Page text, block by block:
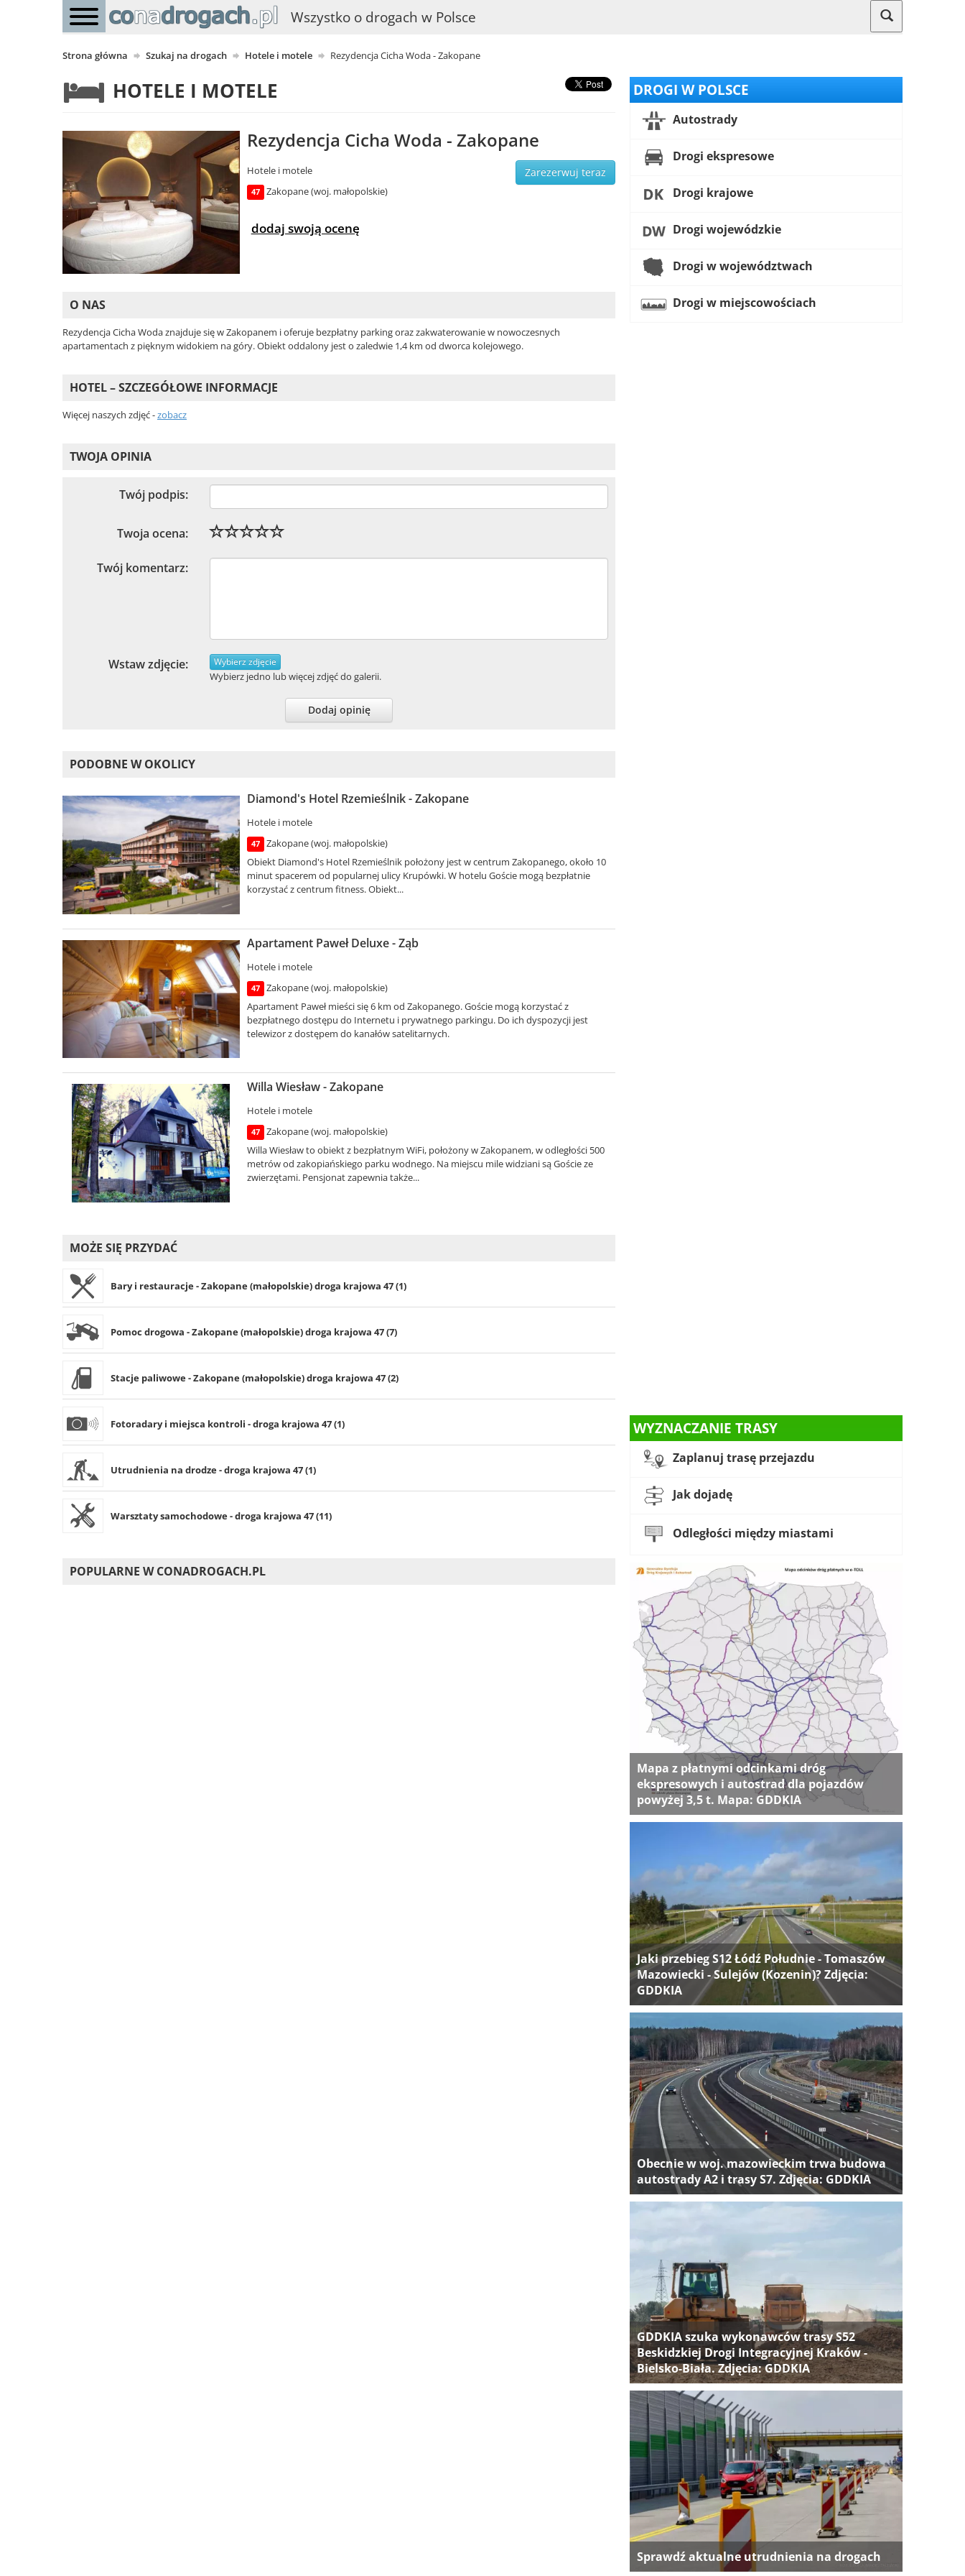
Wszystko o drogach w Polsce
Strona główna Szukaj na drogach Hotele i motele Rezydencja Cicha Woda - Zakopane
HOTELE I MOTELE
Rezydencja Cicha Woda - Zakopane
Zarezerwuj teraz
Hotele i motele
47 Zakopane (woj. małopolskie)
dodaj swoją ocenę
O NAS
Rezydencja Cicha Woda znajduje się w Zakopanem i oferuje bezpłatny parking oraz zakwaterowanie w nowoczesnych
apartamentach z pięknym widokiem na góry. Obiekt oddalony jest o zaledwie 1,4 km od dworca kolejowego.
HOTEL – SZCZEGÓŁOWE INFORMACJE
Więcej naszych zdjęć -zobacz
TWOJA OPINIA
Twój podpis:
Twoja ocena:
Twój komentarz:
Wstaw zdjęcie: Wybierz zdjęcie
Wybierz jedno lub więcej zdjęć do galerii.
Dodaj opinię
PODOBNE W OKOLICY
Diamond's Hotel Rzemieślnik - Zakopane
Hotele i motele
47
Zakopane (woj. małopolskie)
Obiekt Diamond's Hotel Rzemieślnik położony jest w centrum Zakopanego, około 10
minut spacerem od popularnej ulicy Krupówki. W hotelu Goście mogą bezpłatnie
korzystać z centrum fitness. Obiekt...
Apartament Paweł Deluxe - Ząb
Hotele i motele
47
Zakopane (woj. małopolskie)
Apartament Paweł mieści się 6 km od Zakopanego. Goście mogą korzystać z
bezpłatnego dostępu do Internetu i prywatnego parkingu. Do ich dyspozycji jest
telewizor z dostępem do kanałów satelitarnych.
Willa Wiesław - Zakopane
Hotele i motele
47
Zakopane (woj. małopolskie)
Willa Wiesław to obiekt z bezpłatnym WiFi, położony w Zakopanem, w odległości 500
metrów od zakopiańskiego parku wodnego. Na miejscu mile widziani są Goście ze
zwierzętami. Pensjonat zapewnia także...
MOŻE SIĘ PRZYDAĆ
Bary i restauracje - Zakopane (małopolskie) droga krajowa 47 (1)
Pomoc drogowa - Zakopane (małopolskie) droga krajowa 47 (7)
Stacje paliwowe - Zakopane (małopolskie) droga krajowa 47 (2)
Fotoradary i miejsca kontroli - droga krajowa 47 (1)
Utrudnienia na drodze - droga krajowa 47 (1)
Warsztaty samochodowe - droga krajowa 47 (11)
POPULARNE W CONADROGACH.PL
DROGI W POLSCE
Autostrady
Drogi ekspresowe
Drogi krajowe
Drogi wojewódzkie
Drogi w województwach
Drogi w miejscowościach
WYZNACZANIE TRASY
Zaplanuj trasę przejazdu
Jak dojadę
Odległości między miastami
Mapa z płatnymi odcinkami dróg
ekspresowych i autostrad dla pojazdów
powyżej 3,5 t. Mapa: GDDKIA
Jaki przebieg S12 Łódź Południe - Tomaszów
Mazowiecki - Sulejów (Kozenin)? Zdjęcia:
GDDKIA
Obecnie w woj. mazowieckim trwa budowa
autostrady A2 i trasy S7. Zdjęcia: GDDKIA
GDDKIA szuka wykonawców trasy S52
Beskidzkiej Drogi Integracyjnej Kraków -
Bielsko-Biała. Zdjęcia: GDDKIA
Sprawdź aktualne utrudnienia na drogach